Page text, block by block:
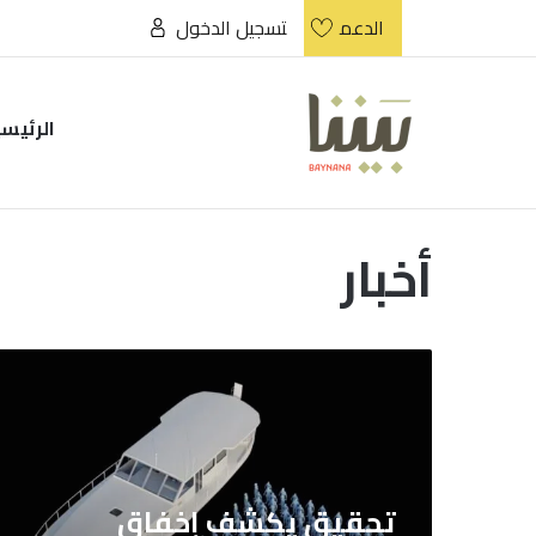
الدعم تسجيل الدخول
أخبار
تحقيق
بإنقاذتحقيق يكشف إخفاق